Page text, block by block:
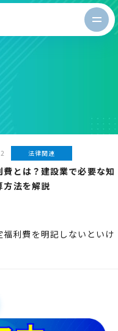
法律関連
費とは？建設業で必要な知
方法を解説
利費を明記しないといけ